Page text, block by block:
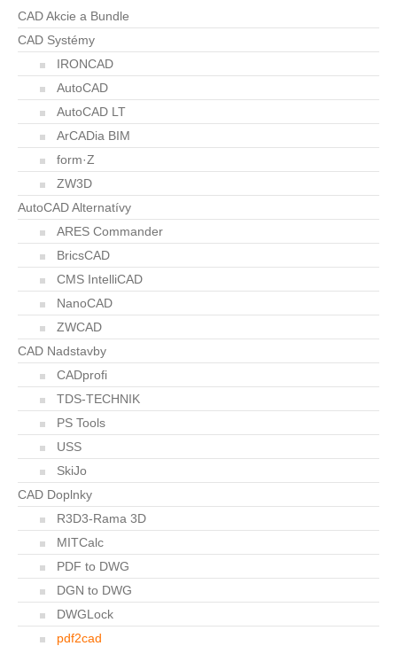
CAD Akcie a Bundle
CAD Systémy
IRONCAD
AutoCAD
AutoCAD LT
ArCADia BIM
form·Z
ZW3D
AutoCAD Alternatívy
ARES Commander
BricsCAD
CMS IntelliCAD
NanoCAD
ZWCAD
CAD Nadstavby
CADprofi
TDS-TECHNIK
PS Tools
USS
SkiJo
CAD Doplnky
R3D3-Rama 3D
MITCalc
PDF to DWG
DGN to DWG
DWGLock
pdf2cad